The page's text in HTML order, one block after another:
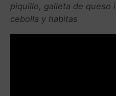
piquillo, galleta de queso
cebolla y habitas